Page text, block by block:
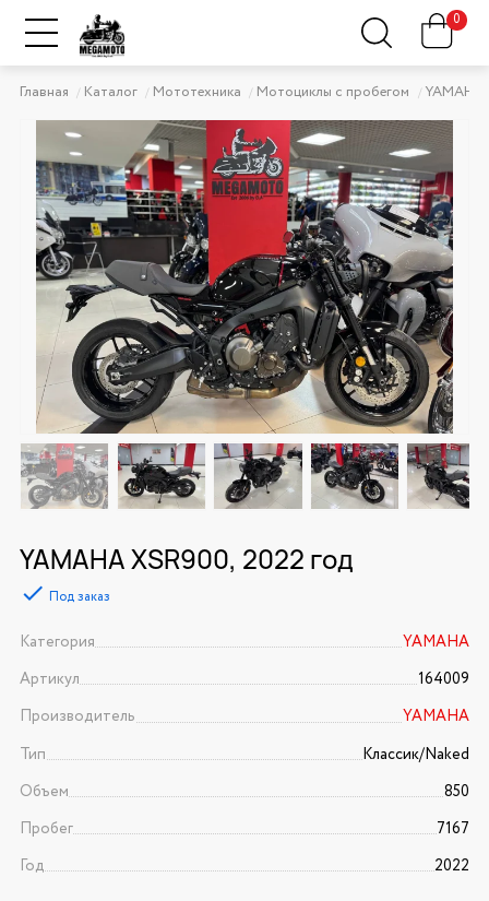
0
Главная Каталог Мототехника Мотоциклы с пробегом YAMAHA
YAMAHA XSR900, 2022 год
Под заказ
Категория
YAMAHA
Артикул
164009
Производитель
YAMAHA
Тип
Классик/Naked
Объем
850
Пробег
7167
Год
2022